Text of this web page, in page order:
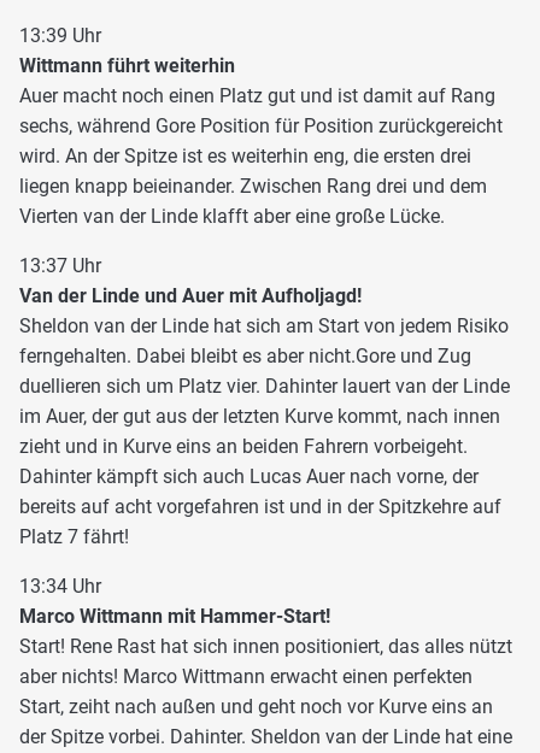
13:39 Uhr
Wittmann führt weiterhin
Auer macht noch einen Platz gut und ist damit auf Rang
sechs, während Gore Position für Position zurückgereicht
wird. An der Spitze ist es weiterhin eng, die ersten drei
liegen knapp beieinander. Zwischen Rang drei und dem
Vierten van der Linde klafft aber eine große Lücke.
13:37 Uhr
Van der Linde und Auer mit Aufholjagd!
Sheldon van der Linde hat sich am Start von jedem Risiko
ferngehalten. Dabei bleibt es aber nicht.Gore und Zug
duellieren sich um Platz vier. Dahinter lauert van der Linde
im Auer, der gut aus der letzten Kurve kommt, nach innen
zieht und in Kurve eins an beiden Fahrern vorbeigeht.
Dahinter kämpft sich auch Lucas Auer nach vorne, der
bereits auf acht vorgefahren ist und in der Spitzkehre auf
Platz 7 fährt!
13:34 Uhr
Marco Wittmann mit Hammer-Start!
Start! Rene Rast hat sich innen positioniert, das alles nützt
aber nichts! Marco Wittmann erwacht einen perfekten
Start, zeiht nach außen und geht noch vor Kurve eins an
der Spitze vorbei. Dahinter. Sheldon van der Linde hat eine